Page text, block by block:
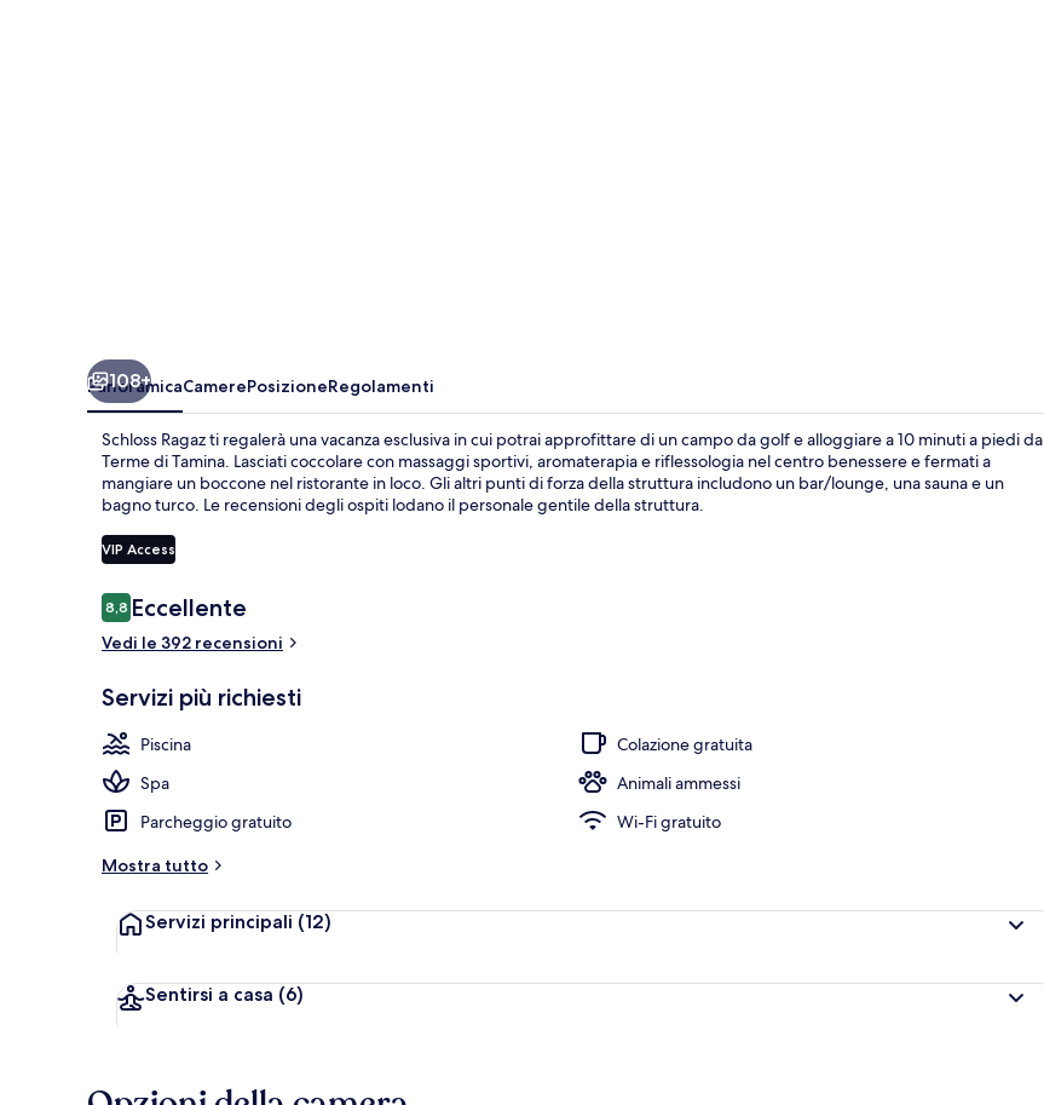
108+
PanoramicaCamerePosizioneRegolamenti
Schloss Ragaz ti regalerà una vacanza esclusiva in cui potrai approfittare di un campo da golf e alloggiare a 10 minuti a piedi da
Terme di Tamina. Lasciati coccolare con massaggi sportivi, aromaterapia e riflessologia nel centro benessere e fermati a
mangiare un boccone nel ristorante in loco. Gli altri punti di forza della struttura includono un bar/lounge, una sauna e un
bagno turco. Le recensioni degli ospiti lodano il personale gentile della struttura.
VIP Access
Recensioni
8,88,8 su 10
Eccellente
Vedi le 392 recensioni
Servizi più richiesti
Piscina
Colazione gratuita
Spa
Animali ammessi
Parcheggio gratuito
Wi-Fi gratuito
Mostra tutto
Servizi principali (12)
Sentirsi a casa (6)